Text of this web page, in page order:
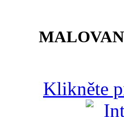
Klikněte